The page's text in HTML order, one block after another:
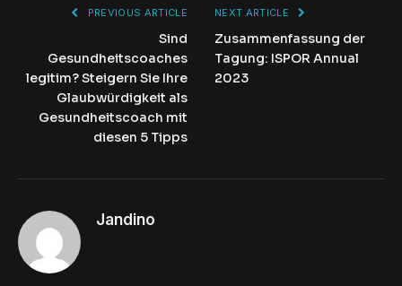
PREVIOUS ARTICLE
Sind
Gesundheitscoaches
legitim? Steigern Sie Ihre
Glaubwürdigkeit als
Gesundheitscoach mit
diesen 5 Tipps
NEXT ARTICLE
Zusammenfassung der
Tagung: ISPOR Annual
2023
Jandino